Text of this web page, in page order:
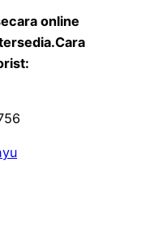
online